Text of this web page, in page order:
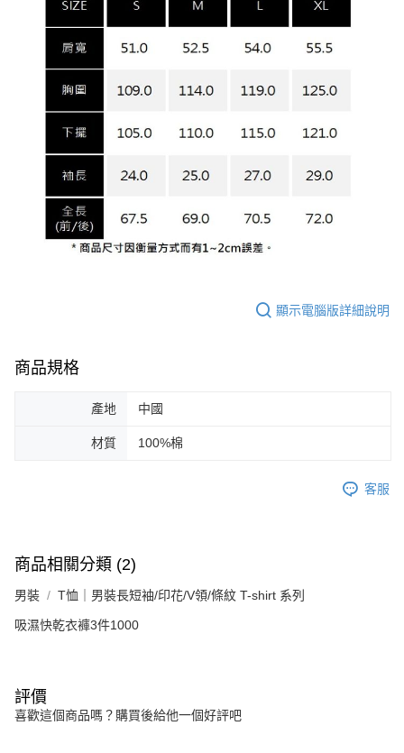
顯示電腦版詳細說明
商品規格
產地 中國
材質 100%棉
客服
商品相關分類 (2)
男裝 T恤｜男裝長短袖/印花/V領/條紋 T-shirt 系列
吸濕快乾衣褲3件1000
評價
喜歡這個商品嗎？購買後給他一個好評吧